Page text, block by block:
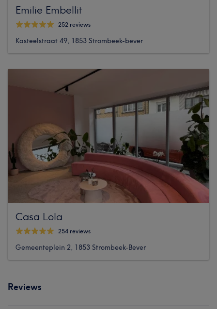
Emilie Embellit
252 reviews
Kasteelstraat 49, 1853 Strombeek-bever
Casa Lola
254 reviews
Gemeenteplein 2, 1853 Strombeek-Bever
Reviews